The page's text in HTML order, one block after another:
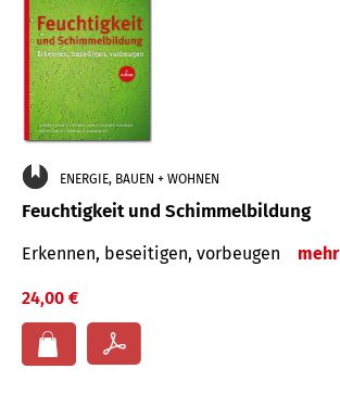
ENERGIE, BAUEN + WOHNEN
Feuchtigkeit und Schimmelbildung
Erkennen, beseitigen, vorbeugen mehr
24,00 €